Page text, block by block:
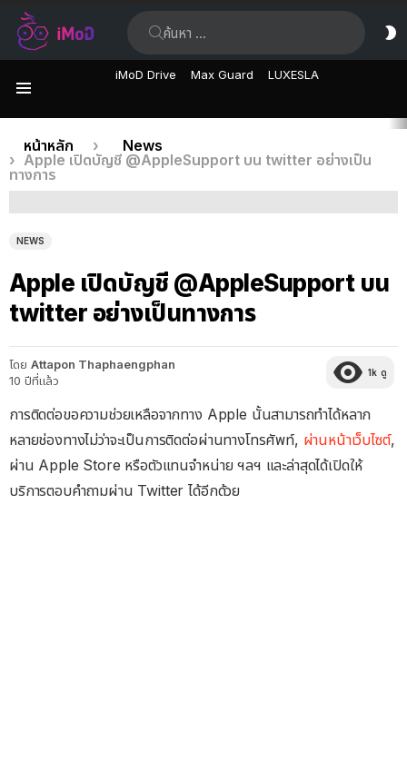
iMoD Drive Max Guard LUXESLA
เรื่อง
ล่าสุด
คุณอยู่ที่นี่:
หน้าหลัก
News
Apple เปิดบัญชี @AppleSupport บน twitter อย่างเป็น
ทางการ
NEWS
Apple เปิดบัญชี @AppleSupport บน
twitter อย่างเป็นทางการ
โดย Attapon Thaphaengphan
10 ปีที่แล้ว
1k ดู
การติดต่อขอความช่วยเหลือจากทาง Apple นั้นสามารถทำได้หลาก
หลายช่องทางไม่ว่าจะเป็นการติดต่อผ่านทางโทรศัพท์, ผ่านหน้าเว็บไซต์,
ผ่าน Apple Store หรือตัวแทนจำหน่าย ฯลฯ และล่าสุดได้เปิดให้
บริการตอบคำถามผ่าน Twitter ได้อีกด้วย